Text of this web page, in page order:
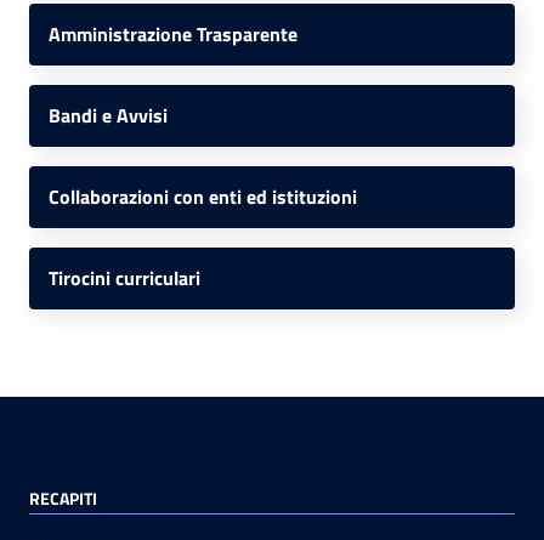
Amministrazione Trasparente
Bandi e Avvisi
Collaborazioni con enti ed istituzioni
Tirocini curriculari
RECAPITI